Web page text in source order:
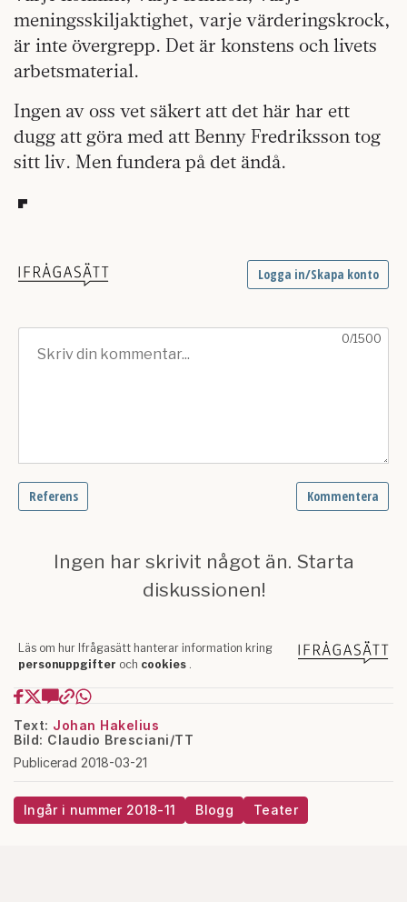
meningsskiljaktighet, varje värderingskrock,
är inte övergrepp. Det är konstens och livets
arbetsmaterial.
Ingen av oss vet säkert att det här har ett
dugg att göra med att Benny Fredriksson tog
sitt liv. Men fundera på det ändå.
Text: Johan Hakelius
Bild: Claudio Bresciani/TT
Publicerad 2018-03-21
Ingår i nummer 2018-11 Blogg Teater